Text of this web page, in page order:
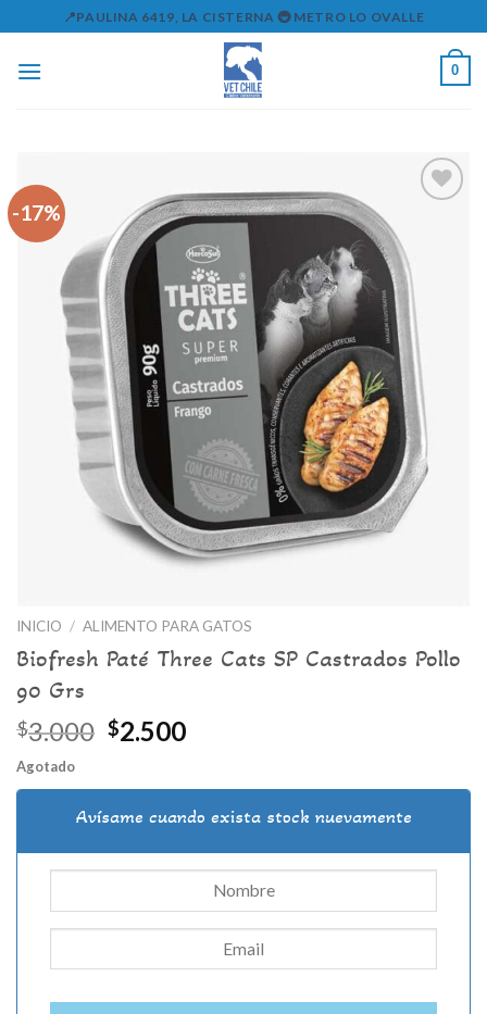
to
content
📍PAULINA 6419, LA CISTERNA 🚇 METRO LO OVALLE
0
-17%
Agregar
a la lista
deseos
INICIO / ALIMENTO PARA GATOS
Biofresh Paté Three Cats SP Castrados Pollo
90 Grs
$3.000 El
original
era:
$2.500El
actual
es:
Agotado
Avísame cuando exista stock nuevamente